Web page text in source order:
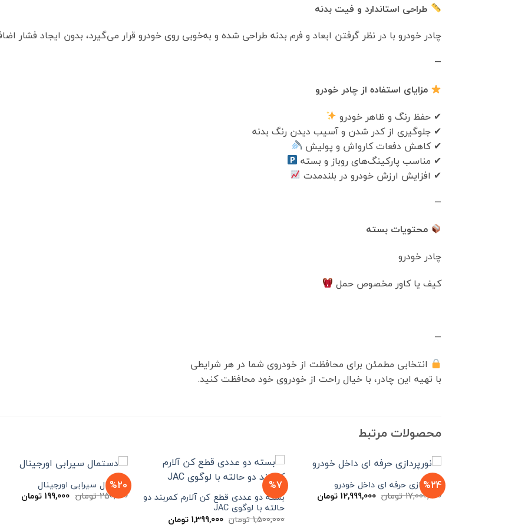
طراحی استاندارد و فیت بدنه
چادر خودرو با در نظر گرفتن ابعاد و فرم بدنه طراحی شده و به‌خوبی روی خودرو قرار می‌گیرد، بدون ایجاد فشار
—
مزایای استفاده از چادر خودرو
✔ حفظ رنگ و ظاهر خودرو
✔ جلوگیری از کدر شدن و آسیب دیدن رنگ بدنه
✔ کاهش دفعات کارواش و پولیش
✔ مناسب پارکینگ‌های روباز و بسته
✔ افزایش ارزش خودرو در بلندمدت
—
محتویات بسته
چادر خودرو
کیف یا کاور مخصوص حمل
—
انتخابی مطمئن برای محافظت از خودروی شما در هر شرایطی
با تهیه این چادر، با خیال راحت از خودروی خود محافظت کنید.
محصولات مرتبط
%24
نورپردازی حرفه ای داخل خودرو
17,000,000 تومان قیمت
اصلی
12,999,000 تومان
12,999,000 تومان
%7
بسته دو عددی قطع کن آلارم کمربند دو
حالته با لوگوی JAC
1,500,000 تومان قیمت
1,399,000 تومان
%20
دستمال سیرابی اورجینال
250,000 تومان قیمت
اصلی
199,000 تومانقیمت
فعلی